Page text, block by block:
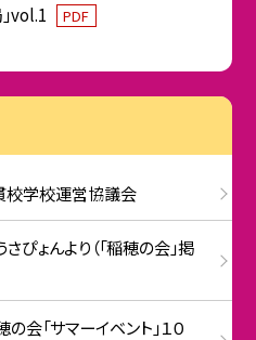
vol.1
PDF
校学校運営協議会
ぴょんより（「稲穂の会」掲
会「サマーイベント」１０